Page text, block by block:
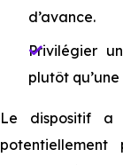
d’avance.
Privilégier
plutôt
Le dispositif a